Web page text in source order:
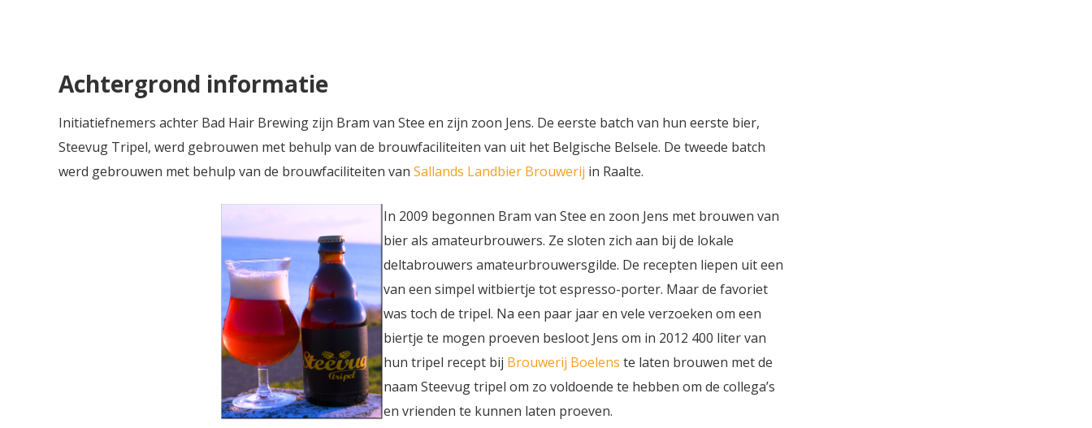
Achtergrond informatie
Initiatiefnemers achter Bad Hair Brewing zijn Bram van Stee en zijn zoon Jens. De eerste batch van hun eerste bier,
Steevug Tripel, werd gebrouwen met behulp van de brouwfaciliteiten van uit het Belgische Belsele. De tweede batch
werd gebrouwen met behulp van de brouwfaciliteiten van Sallands Landbier Brouwerij in Raalte.
In 2009 begonnen Bram van Stee en zoon Jens met brouwen van
bier als amateurbrouwers. Ze sloten zich aan bij de lokale
deltabrouwers amateurbrouwersgilde. De recepten liepen uit een
van een simpel witbiertje tot espresso-porter. Maar de favoriet
was toch de tripel. Na een paar jaar en vele verzoeken om een
biertje te mogen proeven besloot Jens om in 2012 400 liter van
hun tripel recept bij Brouwerij Boelens te laten brouwen met de
naam Steevug tripel om zo voldoende te hebben om de collega’s
en vrienden te kunnen laten proeven.